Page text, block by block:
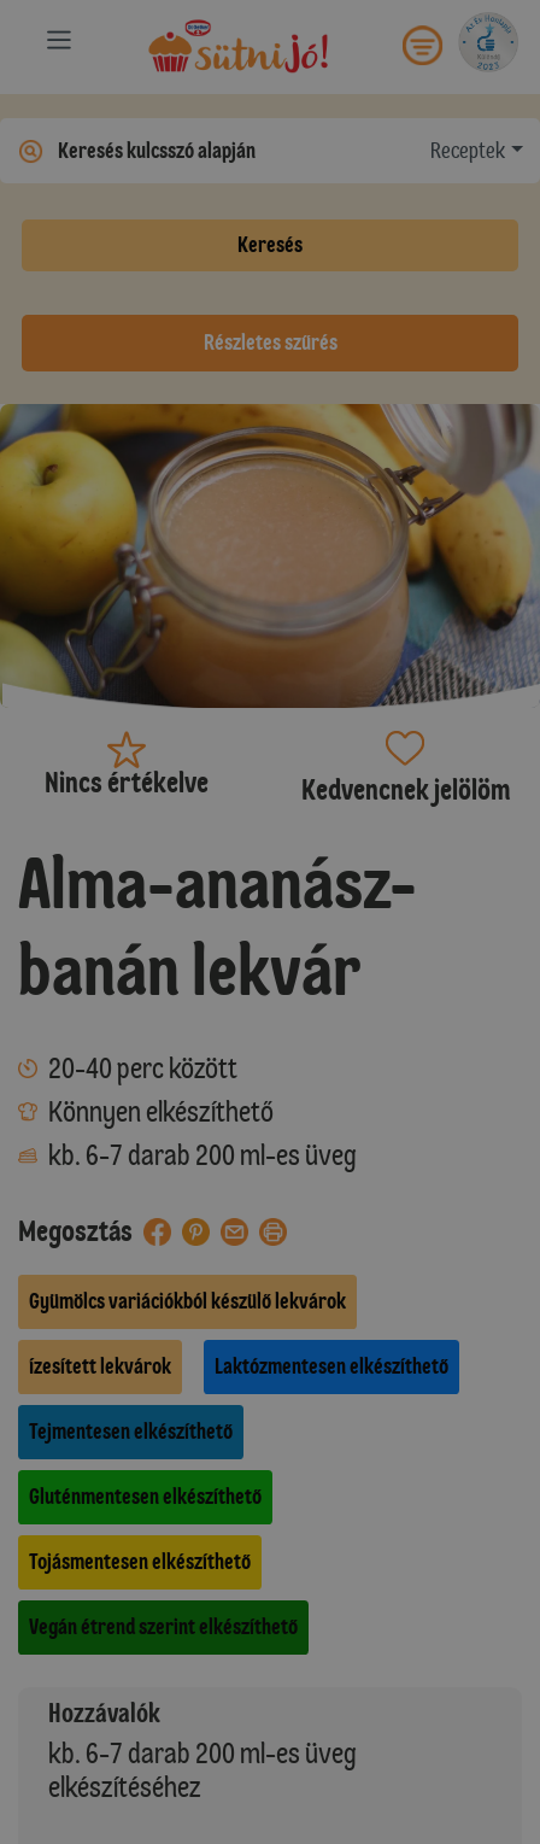
Receptek
Keresés
Részletes szűrés
Nincs értékelve Kedvencnek jelölöm
Alma-ananász-
banán lekvár
20-40 perc között
Könnyen elkészíthető
kb. 6-7 darab 200 ml-es üveg
Megosztás
Gyümölcs variációkból készülő lekvárok
Ízesített lekvárok Laktózmentesen elkészíthető
Tejmentesen elkészíthető
Gluténmentesen elkészíthető
Tojásmentesen elkészíthető
Vegán étrend szerint elkészíthető
Hozzávalók
kb. 6-7 darab 200 ml-es üveg
elkészítéséhez